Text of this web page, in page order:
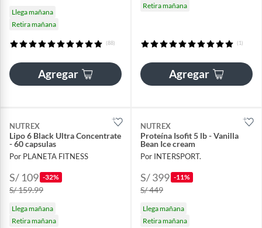
Llega mañana
Retira mañana
(88)
Agregar
Retira mañana
(1)
Agregar
NUTREX
Lipo 6 Black Ultra Concentrate
- 60 capsulas
Por PLANETA FITNESS
S/ 109 -32%
S/ 159.99
Llega mañana
Retira mañana
NUTREX
Proteína Isofit 5 lb - Vanilla
Bean Ice cream
Por INTERSPORT.
S/ 399 -11%
S/ 449
Llega mañana
Retira mañana